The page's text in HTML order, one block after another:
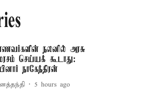
நலனில் அரசு
செய்யக் கூடாது:
நாகேந்திரன்
5 hours ago